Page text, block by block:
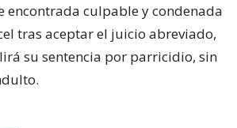
encontrada culpable y condenada
tras aceptar el juicio abreviado,
su sentencia por parricidio, sin